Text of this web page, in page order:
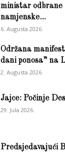
ministar odbrane
namjenske...
6. Augusta 2026.
Održana
dani ponosa” na
2. Augusta 2026.
Jajce: Počinje
29. Jula 2026.
Predsjedavajući